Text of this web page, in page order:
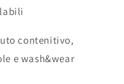
contenitivo,
e wash&wear